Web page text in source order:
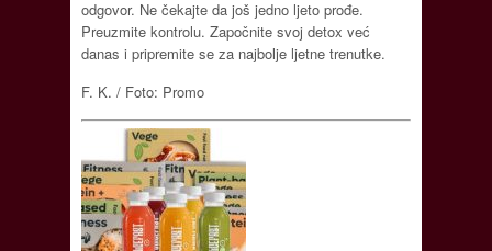
odgovor. Ne čekajte da još jedno ljeto prođe.
Preuzmite kontrolu. Započnite svoj detox već
danas i pripremite se za najbolje ljetne trenutke.
F. K. / Foto: Promo